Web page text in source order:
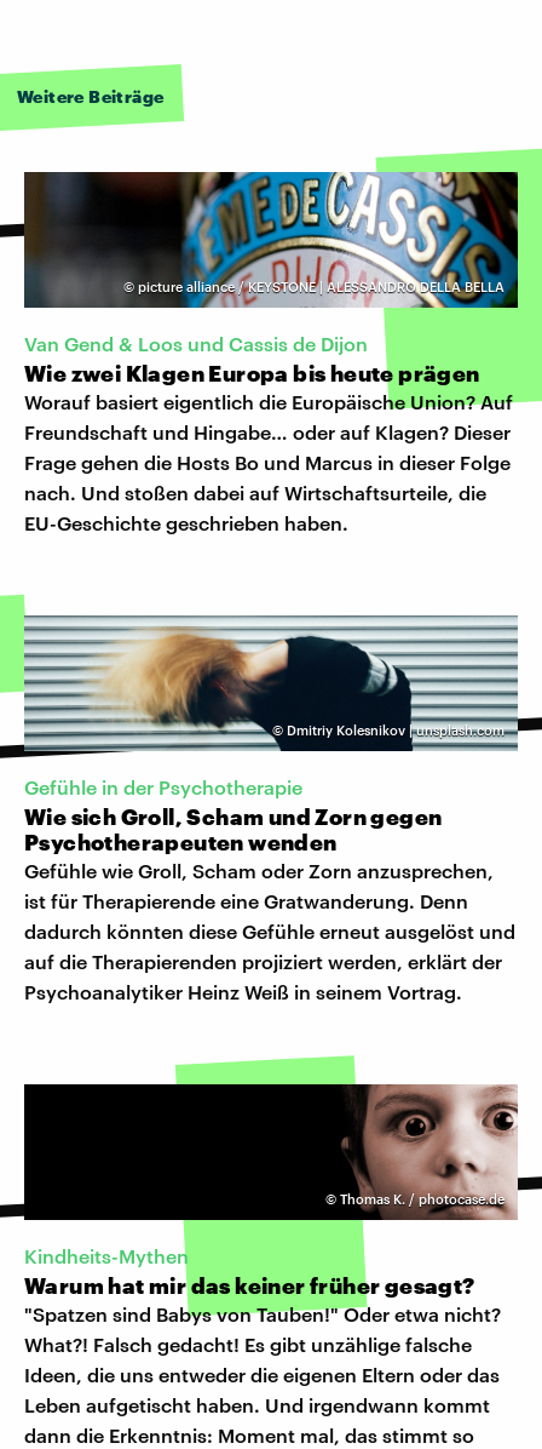
Weitere Beiträge
© picture alliance / KEYSTONE | ALESSANDRO DELLA BELLA
Van Gend & Loos und Cassis de Dijon
Wie zwei Klagen Europa bis heute prägen
Worauf basiert eigentlich die Europäische Union? Auf
Freundschaft und Hingabe… oder auf Klagen? Dieser
Frage gehen die Hosts Bo und Marcus in dieser Folge
nach. Und stoßen dabei auf Wirtschaftsurteile, die
EU-Geschichte geschrieben haben.
© Dmitriy Kolesnikov | unsplash.com
Gefühle in der Psychotherapie
Wie sich Groll, Scham und Zorn gegen
Psychotherapeuten wenden
Gefühle wie Groll, Scham oder Zorn anzusprechen,
ist für Therapierende eine Gratwanderung. Denn
dadurch könnten diese Gefühle erneut ausgelöst und
auf die Therapierenden projiziert werden, erklärt der
Psychoanalytiker Heinz Weiß in seinem Vortrag.
© Thomas K. / photocase.de
Kindheits-Mythen
Warum hat mir das keiner früher gesagt?
"Spatzen sind Babys von Tauben!" Oder etwa nicht?
What?! Falsch gedacht! Es gibt unzählige falsche
Ideen, die uns entweder die eigenen Eltern oder das
Leben aufgetischt haben. Und irgendwann kommt
dann die Erkenntnis: Moment mal, das stimmt so